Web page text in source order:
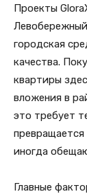
Проекты
городская
качества.
квартиры
вложения в
это требует
превращается
иногда
Главные